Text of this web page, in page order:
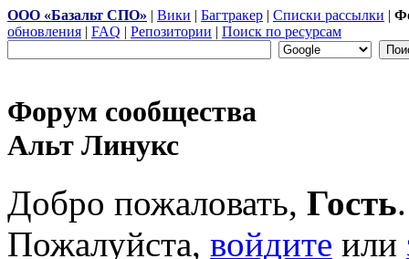
ООО «Базальт СПО» | Вики | Багтракер | Списки рассылки |
обновления | FAQ | Репозитории | Поиск по ресурсам
Форум сообщества
Альт Линукс
Добро пожаловать, Гость.
Пожалуйста, войдите или